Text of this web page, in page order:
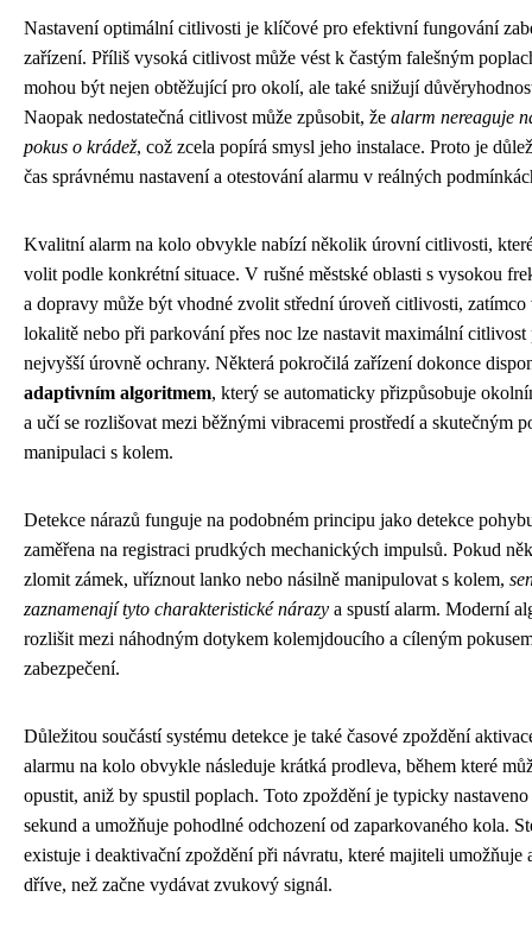
Nastavení optimální citlivosti je klíčové pro efektivní fungování
zařízení. Příliš vysoká citlivost může vést k častým falešným
mohou být nejen obtěžující pro okolí, ale také snižují
Naopak nedostatečná citlivost může způsobit, že alarm nereaguje
pokus o krádež, což zcela popírá smysl jeho instalace. Proto je
čas správnému nastavení a otestování alarmu v reálných
Kvalitní alarm na kolo obvykle nabízí několik úrovní citlivosti,
volit podle konkrétní situace. V rušné městské oblasti s vysokou
a dopravy může být vhodné zvolit střední úroveň citlivosti,
lokalitě nebo při parkování přes noc lze nastavit maximální citlivost
nejvyšší úrovně ochrany. Některá pokročilá zařízení dokonce
adaptivním algoritmem, který se automaticky přizpůsobuje
a učí se rozlišovat mezi běžnými vibracemi prostředí a skutečným
manipulaci s kolem.
Detekce nárazů funguje na podobném principu jako detekce
zaměřena na registraci prudkých mechanických impulsů. Pokud
zlomit zámek, uříznout lanko nebo násilně manipulovat s kolem,
zaznamenají tyto charakteristické nárazy a spustí alarm. Moderní
rozlišit mezi náhodným dotykem kolemjdoucího a cíleným
zabezpečení.
Důležitou součástí systému detekce je také časové zpoždění
alarmu na kolo obvykle následuje krátká prodleva, během které
opustit, aniž by spustil poplach. Toto zpoždění je typicky
sekund a umožňuje pohodlné odchození od zaparkovaného kola.
existuje i deaktivační zpoždění při návratu, které majiteli umožňuje
dříve, než začne vydávat zvukový signál.